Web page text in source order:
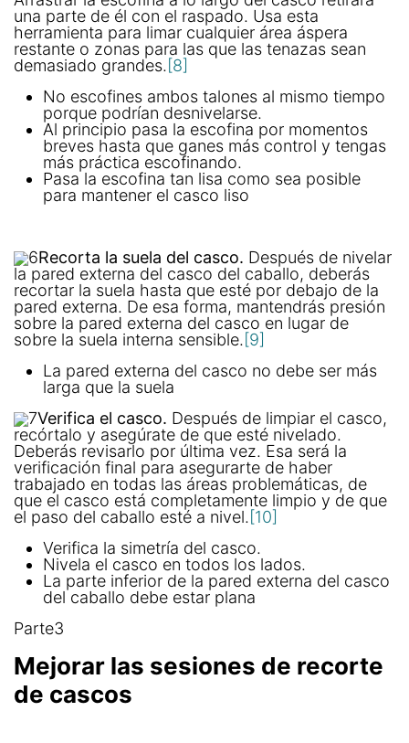
una parte de él con el raspado. Usa esta
herramienta para limar cualquier área áspera
restante o zonas para las que las tenazas sean
demasiado grandes.[8]
No escofines ambos talones al mismo tiempo
porque podrían desnivelarse.
Al principio pasa la escofina por momentos
breves hasta que ganes más control y tengas
más práctica escofinando.
Pasa la escofina tan lisa como sea posible
para mantener el casco liso
6Recorta la suela del casco. Después de nivelar
la pared externa del casco del caballo, deberás
recortar la suela hasta que esté por debajo de la
pared externa. De esa forma, mantendrás presión
sobre la pared externa del casco en lugar de
sobre la suela interna sensible.[9]
La pared externa del casco no debe ser más
larga que la suela
7Verifica el casco. Después de limpiar el casco,
recórtalo y asegúrate de que esté nivelado.
Deberás revisarlo por última vez. Esa será la
verificación final para asegurarte de haber
trabajado en todas las áreas problemáticas, de
que el casco está completamente limpio y de que
el paso del caballo esté a nivel.[10]
Verifica la simetría del casco.
Nivela el casco en todos los lados.
La parte inferior de la pared externa del casco
del caballo debe estar plana
Parte3
Mejorar las sesiones de recorte
de cascos